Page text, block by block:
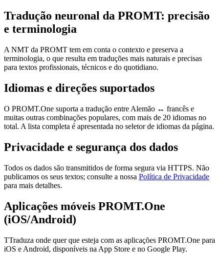
Tradução neuronal da PROMT: precisão
e terminologia
A NMT da PROMT tem em conta o contexto e preserva a
terminologia, o que resulta em traduções mais naturais e precisas
para textos profissionais, técnicos e do quotidiano.
Idiomas e direções suportados
O PROMT.One suporta a tradução entre Alemão ↔ francês e
muitas outras combinações populares, com mais de 20 idiomas no
total. A lista completa é apresentada no seletor de idiomas da página.
Privacidade e segurança dos dados
Todos os dados são transmitidos de forma segura via HTTPS. Não
publicamos os seus textos; consulte a nossa Política de Privacidade
para mais detalhes.
Aplicações móveis PROMT.One
(iOS/Android)
TTraduza onde quer que esteja com as aplicações PROMT.One para
iOS e Android, disponíveis na App Store e no Google Play.